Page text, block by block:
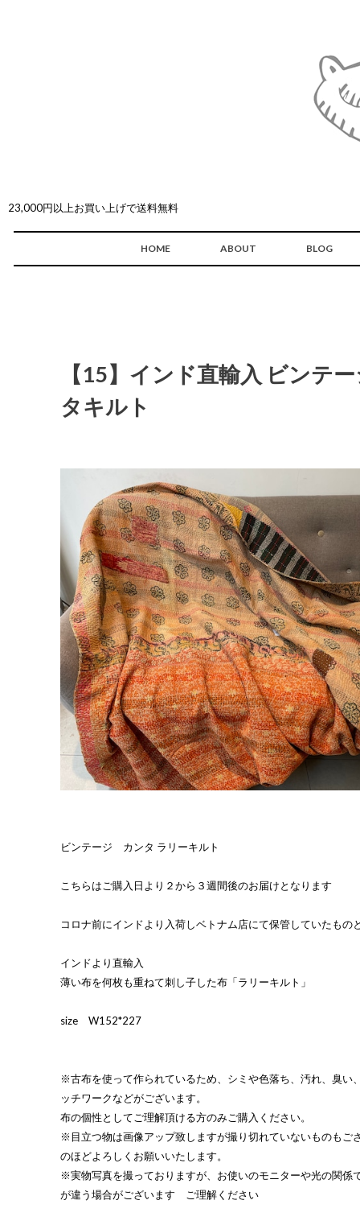
23,000円以上お買い上げで送料無料
HOME ABOUT BLOG
【15】インド直輸入 ビンテ
タキルト
ビンテージ カンタ ラリーキルト
こちらはご購入日より２から３週間後のお届けとなります
コロナ前にインドより入荷しベトナム店にて保管していたもの
インドより直輸入
薄い布を何枚も重ねて刺し子した布「ラリーキルト」
size W152*227
※古布を使って作られているため、シミや色落ち、汚れ、臭い
ッチワークなどがございます。
布の個性としてご理解頂ける方のみご購入ください。
※目立つ物は画像アップ致しますが撮り切れていないものもご
のほどよろしくお願いいたします。
※実物写真を撮っておりますが、お使いのモニターや光の関係
が違う場合がございます ご理解ください